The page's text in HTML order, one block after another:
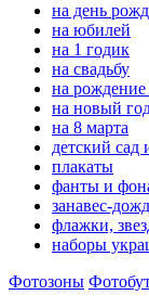
на день
на юбилей
на 1 годик
на свадьбу
на рождение
на новый
на 8 марта
детский сад
плакаты
фанты и
занавес-
флажки,
наборы
Фотозоны